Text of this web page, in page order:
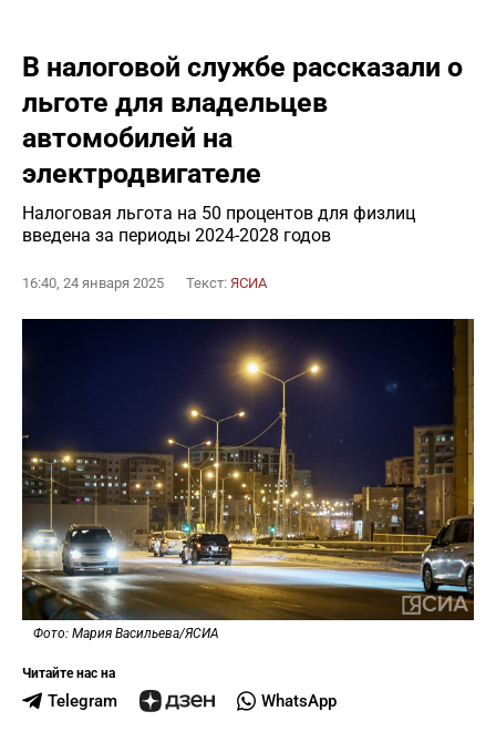
В налоговой службе рассказали о
льготе для владельцев
автомобилей на
электродвигателе
Налоговая льгота на 50 процентов для физлиц
введена за периоды 2024-2028 годов
16:40, 24 января 2025 Текст: ЯСИА
Фото: Мария Васильева/ЯСИА
Читайте нас на
Telegram WhatsApp